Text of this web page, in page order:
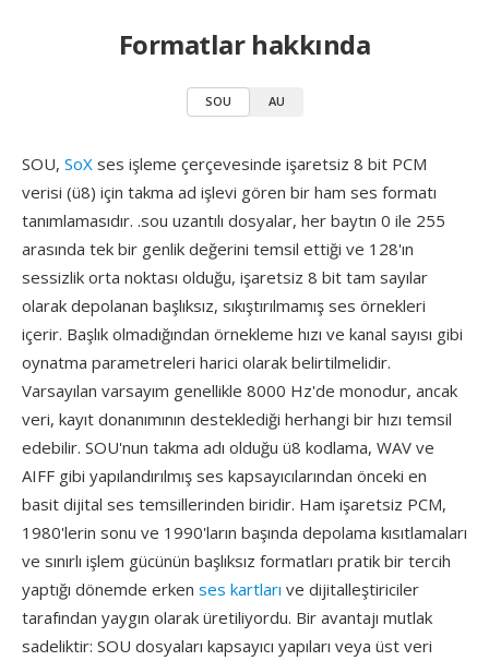
Formatlar hakkında
SOU AU
SOU, SoX ses işleme çerçevesinde işaretsiz 8 bit PCM
verisi (ü8) için takma ad işlevi gören bir ham ses formatı
tanımlamasıdır. .sou uzantılı dosyalar, her baytın 0 ile 255
arasında tek bir genlik değerini temsil ettiği ve 128'ın
sessizlik orta noktası olduğu, işaretsiz 8 bit tam sayılar
olarak depolanan başlıksız, sıkıştırılmamış ses örnekleri
içerir. Başlık olmadığından örnekleme hızı ve kanal sayısı gibi
oynatma parametreleri harici olarak belirtilmelidir.
Varsayılan varsayım genellikle 8000 Hz'de monodur, ancak
veri, kayıt donanımının desteklediği herhangi bir hızı temsil
edebilir. SOU'nun takma adı olduğu ü8 kodlama, WAV ve
AIFF gibi yapılandırılmış ses kapsayıcılarından önceki en
basit dijital ses temsillerinden biridir. Ham işaretsiz PCM,
1980'lerin sonu ve 1990'ların başında depolama kısıtlamaları
ve sınırlı işlem gücünün başlıksız formatları pratik bir tercih
yaptığı dönemde erken ses kartları ve dijitalleştiriciler
tarafından yaygın olarak üretiliyordu. Bir avantajı mutlak
sadeliktir: SOU dosyaları kapsayıcı yapıları veya üst veri